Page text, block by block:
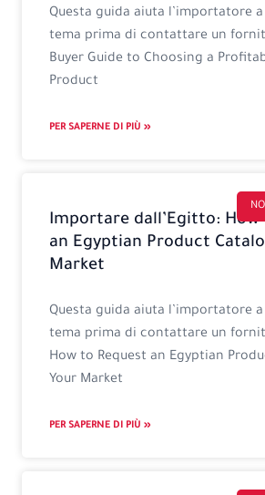
Questa guida aiuta l’importatore
tema prima di contattare un
Buyer Guide to Choosing a
Product
PER SAPERNE DI PIÙ »
Importare dall’Egitto: How
an Egyptian Product
Market
Questa guida aiuta l’importatore
tema prima di contattare un
How to Request an Egyptian
Your Market
PER SAPERNE DI PIÙ »